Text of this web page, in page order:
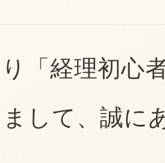
「経理初心
して、誠に